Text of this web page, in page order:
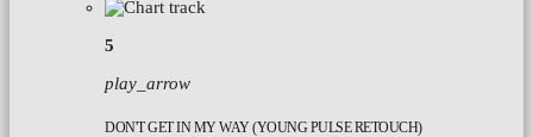
5
play_arrow
DON'T GET IN MY WAY (YOUNG PULSE RETOUCH)